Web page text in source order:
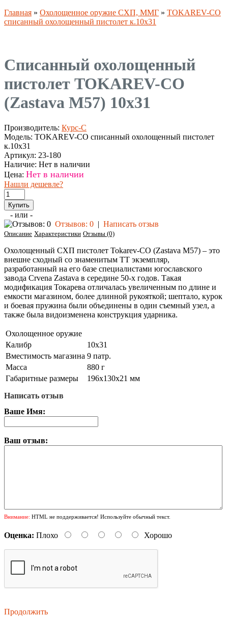
Главная » Охолощенное оружие СХП, ММГ » TOKAREV-СО
списанный охолощенный пистолет к.10х31
Списанный охолощенный
пистолет TOKAREV-СО
(Zastava M57) 10x31
Производитель: Курс-С
Модель: TOKAREV-СО списанный охолощенный пистолет
к.10х31
Артикул: 23-180
Наличие: Нет в наличии
Цена: Нет в наличии
Нашли дешевле?
- или -
Отзывов: 0 | Написать отзыв
Описание Характеристики Отзывы (0)
Охолощенный СХП пистолет Tokarev-СО (Zastava M57) – это
внешне сходный со знаменитым ТТ экземпляр,
разработанный на его базе специалистами югославского
завода Crvena Zastava в середине 50-х годов. Такая
модификация Токарева отличалась увеличенным по длине и
емкости магазином, более длинной рукояткой; шептало, курок
и боевая пружина были объединены в один съемный узел, а
также была видоизменена конструкция ударника.
Охолощенное оружие
Калибр
10х31
Вместимость магазина 9 патр.
Масса
880 г
Габаритные размеры
196х130х21 мм
Написать отзыв
Ваше Имя:
Ваш отзыв:
Внимание: HTML не поддерживается! Используйте обычный текст.
Оценка: Плохо Хорошо
Продолжить